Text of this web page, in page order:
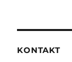
KONTAKT